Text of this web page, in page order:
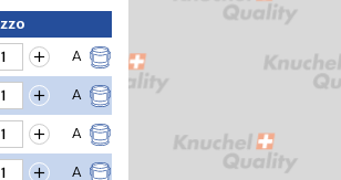
A
A
A
A